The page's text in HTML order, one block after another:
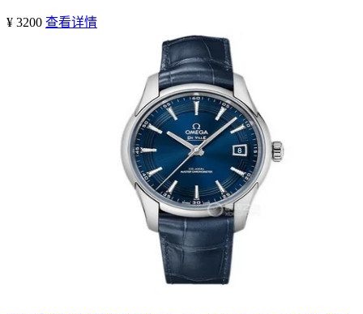
¥ 3200 查看详情